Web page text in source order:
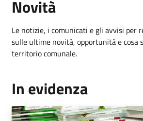
Novità
Le notizie, i comunicati e gli avvisi per
sulle ultime novità, opportunità e cosa
territorio comunale.
In evidenza